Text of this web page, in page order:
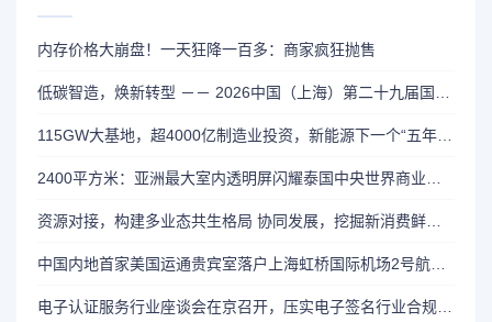
内存价格大崩盘！一天狂降一百多：商家疯狂抛售